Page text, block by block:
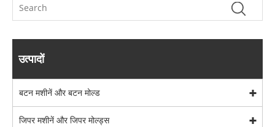
उत्पादों
बटन मशीनें और बटन मोल्ड
जिपर मशीनें और जिपर मोल्ड्स